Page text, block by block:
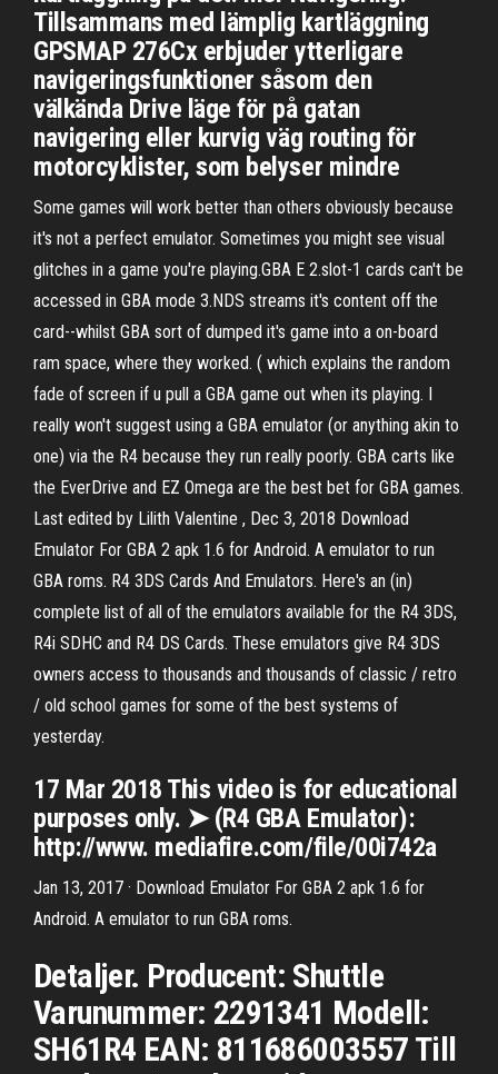
Tillsammans med lämplig kartläggning
GPSMAP 276Cx erbjuder ytterligare
navigeringsfunktioner såsom den
välkända Drive läge för på gatan
navigering eller kurvig väg routing för
motorcyklister, som belyser mindre
Some games will work better than others obviously because
it's not a perfect emulator. Sometimes you might see visual
glitches in a game you're playing.GBA E 2.slot-1 cards can't be
accessed in GBA mode 3.NDS streams it's content off the
card--whilst GBA sort of dumped it's game into a on-board
ram space, where they worked. ( which explains the random
fade of screen if u pull a GBA game out when its playing. I
really won't suggest using a GBA emulator (or anything akin to
one) via the R4 because they run really poorly. GBA carts like
the EverDrive and EZ Omega are the best bet for GBA games.
Last edited by Lilith Valentine , Dec 3, 2018 Download
Emulator For GBA 2 apk 1.6 for Android. A emulator to run
GBA roms. R4 3DS Cards And Emulators. Here's an (in)
complete list of all of the emulators available for the R4 3DS,
R4i SDHC and R4 DS Cards. These emulators give R4 3DS
owners access to thousands and thousands of classic / retro
/ old school games for some of the best systems of
yesterday.
17 Mar 2018 This video is for educational
purposes only. ➤ (R4 GBA Emulator):
http://www. mediafire.com/file/00i742a​
Jan 13, 2017 · Download Emulator For GBA 2 apk 1.6 for
Android. A emulator to run GBA roms.
Detaljer. Producent: Shuttle
Varunummer: 2291341 Modell:
SH61R4 EAN: 811686003557 Till